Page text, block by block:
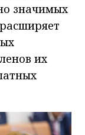
значимых
их